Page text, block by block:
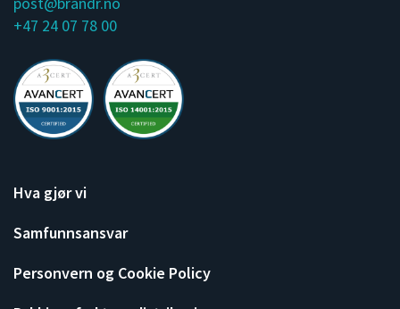
+47 24 07 78 00
Hva gjør vi
Samfunnsansvar
Personvern og Cookie Policy